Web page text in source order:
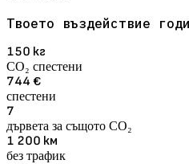
Твоето въздействие
150 кг
CO₂ спестени
744 €
спестени
7
дървета за същото CO₂
1 200 км
без трафик